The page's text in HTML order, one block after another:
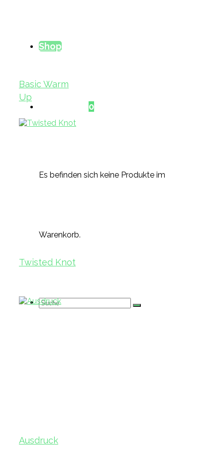
Shop
0
Es befinden sich keine Produkte im
Warenkorb.
Suche
Basic Warm
Up
Twisted Knot
Ausdruck